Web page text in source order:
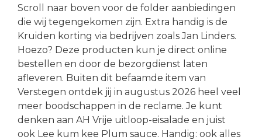
Scroll naar boven voor de folder aanbiedingen
die wij tegengekomen zijn. Extra handig is de
Kruiden korting via bedrijven zoals Jan Linders.
Hoezo? Deze producten kun je direct online
bestellen en door de bezorgdienst laten
afleveren. Buiten dit befaamde item van
Verstegen ontdek jij in augustus 2026 heel veel
meer boodschappen in de reclame. Je kunt
denken aan AH Vrije uitloop-eisalade en juist
ook Lee kum kee Plum sauce. Handig: ook alles